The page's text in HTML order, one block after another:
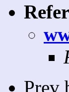
Prev